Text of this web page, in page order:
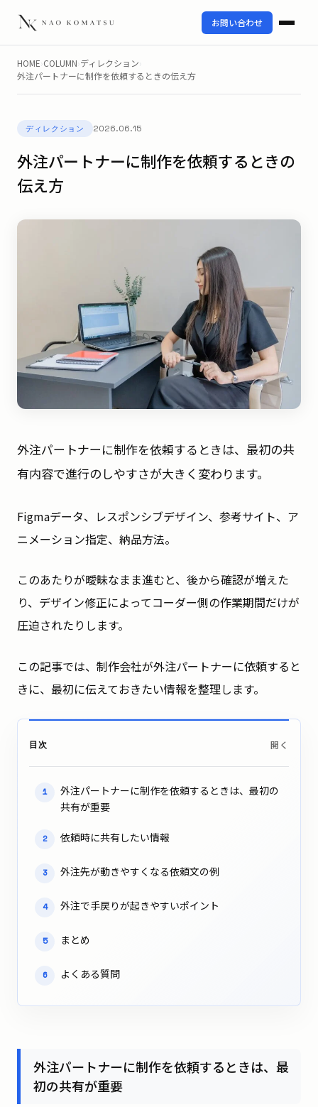
お問い合わせ
HOME›COLUMN›ディレクション›
外注パートナーに制作を依頼するときの伝え方
ディレクション 2026.06.15
外注パートナーに制作を依頼するときの
伝え方
外注パートナーに制作を依頼するときは、最初の共
有内容で進行のしやすさが大きく変わります。
Figmaデータ、レスポンシブデザイン、参考サイト、ア
ニメーション指定、納品方法。
このあたりが曖昧なまま進むと、後から確認が増えた
り、デザイン修正によってコーダー側の作業期間だけが
圧迫されたりします。
この記事では、制作会社が外注パートナーに依頼すると
きに、最初に伝えておきたい情報を整理します。
目次
1
外注パートナーに制作を依頼するときは、最初の
共有が重要
2 依頼時に共有したい情報
3 外注先が動きやすくなる依頼文の例
4 外注で手戻りが起きやすいポイント
5 まとめ
6 よくある質問
外注パートナーに制作を依頼するときは、最
初の共有が重要